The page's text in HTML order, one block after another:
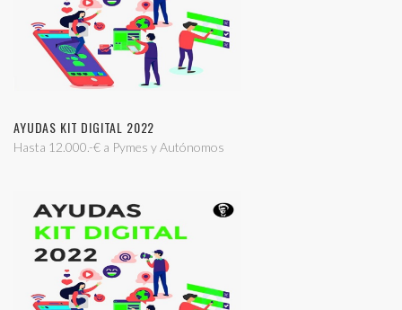
AYUDAS KIT DIGITAL 2022
Hasta 12.000.-€ a Pymes y Autónomos